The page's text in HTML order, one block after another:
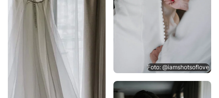
Foto: @iamshotsoflove